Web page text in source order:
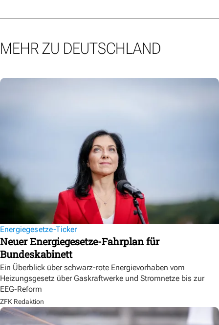
MEHR ZU DEUTSCHLAND
Energiegesetze-Ticker
Neuer Energiegesetze-Fahrplan für
Bundeskabinett
Ein Überblick über schwarz-rote Energievorhaben vom
Heizungsgesetz über Gaskraftwerke und Stromnetze bis zur
EEG-Reform
ZFK Redaktion